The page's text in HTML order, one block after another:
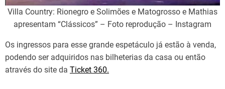
Villa Country: Rionegro e Solimões e Matogrosso e Mathias
apresentam “Clássicos” – Foto reprodução – Instagram
Os ingressos para esse grande espetáculo já estão à venda,
podendo ser adquiridos nas bilheterias da casa ou então
através do site da Ticket 360.